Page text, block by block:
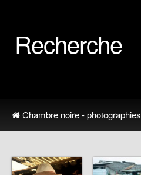
Recherche
Chambre noire - photographies